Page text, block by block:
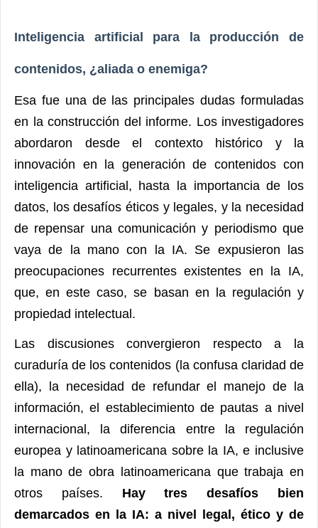
Inteligencia artificial para la producción de
contenidos, ¿aliada o enemiga?
Esa fue una de las principales dudas formuladas
en la construcción del informe. Los investigadores
abordaron desde el contexto histórico y la
innovación en la generación de contenidos con
inteligencia artificial, hasta la importancia de los
datos, los desafíos éticos y legales, y la necesidad
de repensar una comunicación y periodismo que
vaya de la mano con la IA. Se expusieron las
preocupaciones recurrentes existentes en la IA,
que, en este caso, se basan en la regulación y
propiedad intelectual.
Las discusiones convergieron respecto a la
curaduría de los contenidos (la confusa claridad de
ella), la necesidad de refundar el manejo de la
información, el establecimiento de pautas a nivel
internacional, la diferencia entre la regulación
europea y latinoamericana sobre la IA, e inclusive
la mano de obra latinoamericana que trabaja en
otros países. Hay tres desafíos bien
demarcados en la IA: a nivel legal, ético y de